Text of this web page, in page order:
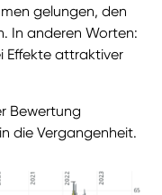
gelungen, den
In anderen Worten:
Effekte attraktiver
Bewertung
die Vergangenheit.